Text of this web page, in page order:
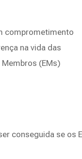
comprometimento
na vida das
(EMs)
conseguida se os